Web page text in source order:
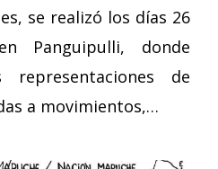
se realizó los días 26
Panguipulli, donde
representaciones de
a movimientos,…